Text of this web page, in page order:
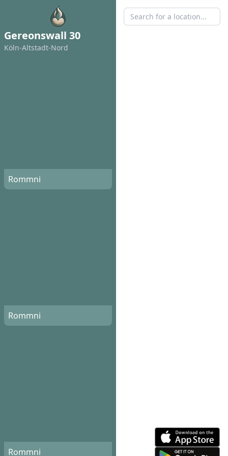
Gereonswall 30
Köln-Altstadt-Nord
Rommni
Rommni
Rommni